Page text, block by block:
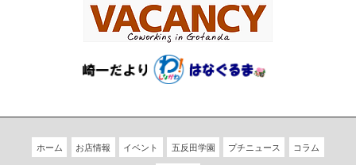
ホーム お店情報 イベント 五反田学園 プチニュース コラム